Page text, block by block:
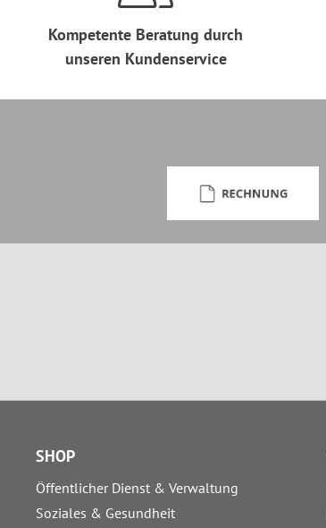
Kompetente Beratung durch
unseren Kundenservice
SHOP
Öffentlicher Dienst & Verwaltung
Soziales & Gesundheit